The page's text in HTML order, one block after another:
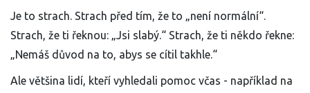
Je to strach. Strach před tím, že to „není normální“.
Strach, že ti řeknou: „Jsi slabý.“ Strach, že ti někdo řekne:
„Nemáš důvod na to, abys se cítil takhle.“
Ale většina lidí, kteří vyhledali pomoc včas - například na